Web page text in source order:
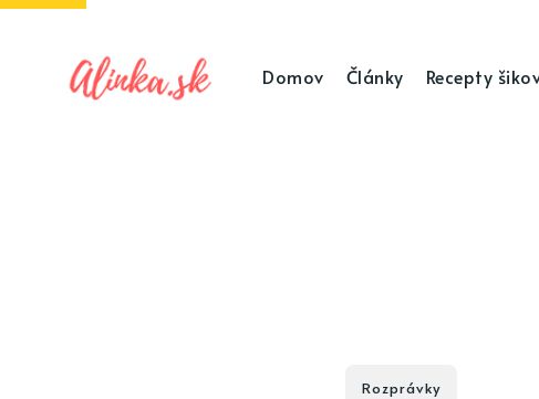
Domov Články Recepty
Rozprávky